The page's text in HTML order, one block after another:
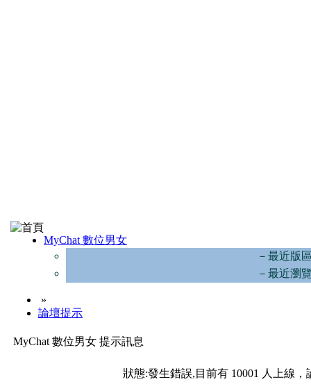
MyChat 數位男女
－最近版
－最近瀏
»
論壇提示
MyChat 數位男女 提示訊息
狀態:發生錯誤,目前有 10001 人上線